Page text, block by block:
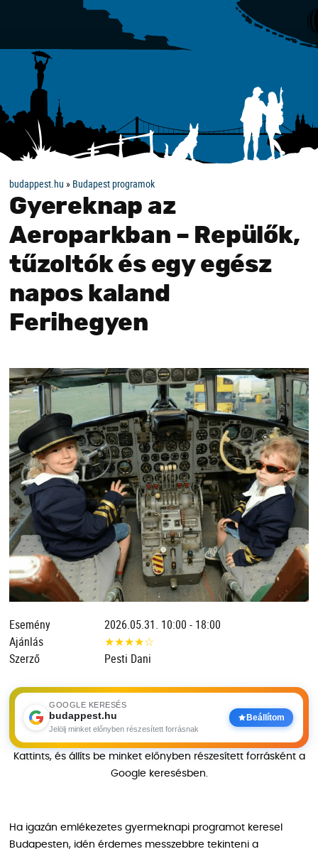
budappest.hu » Budapest programok
Gyereknap az
Aeroparkban – Repülők,
tűzoltók és egy egész
napos kaland
Ferihegyen
Esemény
2026.05.31. 10:00 - 18:00
Ajánlás
★★★★☆
Szerző
Pesti Dani
GOOGLE KERESÉS
budappest.hu
Jelölj minket előnyben részesített forrásnak
Beállítom
Kattints, és állíts be minket előnyben részesített forrásként a
Google keresésben.
Ha igazán emlékezetes gyermeknapi programot keresel
Budapesten, idén érdemes messzebbre tekinteni a